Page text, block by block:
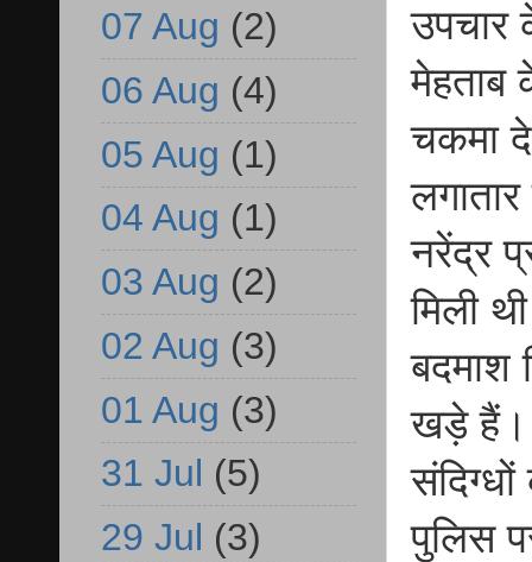
उपचार
मेहताब
चकमा
नरेंद्र
मिली
बदमाश
खड़े हैं।
पुलिस
07 Aug (2)
06 Aug (4)
05 Aug (1)
04 Aug (1)
03 Aug (2)
02 Aug (3)
01 Aug (3)
31 Jul (5)
29 Jul (3)